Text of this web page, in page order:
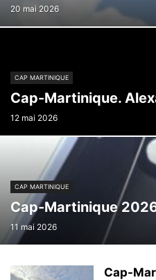
20 mai 2026
CAP MARTINIQUE
Cap-Martinique.
12 mai 2026
CAP MARTINIQUE
Cap-Martinique
11 mai 2026
Cap-